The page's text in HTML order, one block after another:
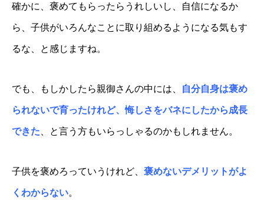
確かに、褒めてもらったらうれしいし、自信になるか
ら、子供がいろんなことに取り組めるようになる気もす
るな、と感じますね。
でも、もしかしたら親御さんの中には、 自分自身は褒め
られないで育ったけれど、悔しさをバネにしたから成長
できた 、と言う方もいらっしゃるのかもしれません。
子供を褒めろっていうけれど、 褒めないデメリットがよ
くわからない。